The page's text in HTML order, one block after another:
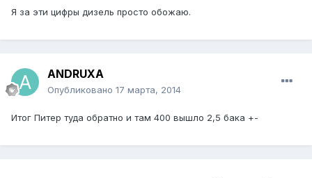
Я за эти цифры дизель просто обожаю.
ANDRUXA
Опубликовано 17 марта, 2014
Итог Питер туда обратно и там 400 вышло 2,5 бака +-